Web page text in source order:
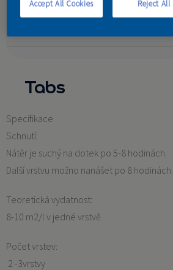
Ostatní:Chrání proti UV záření.
Tabs
Specifikace
Schnutí:
Nátěr je suchý na dotek po 5-8 hodinách.
Další vrstvu možno nanášet po 8 hodinách.
Teoretická vydatnost:
8-10 m2/l v jedné vrstvě
Počet vrstev:
2 -3vrstvy
Reject All
Accept All Cookies